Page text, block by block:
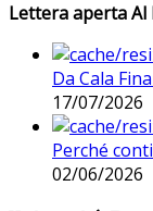
Lettera aperta Al
Da Cala
17/07/2026
Perché
02/06/2026